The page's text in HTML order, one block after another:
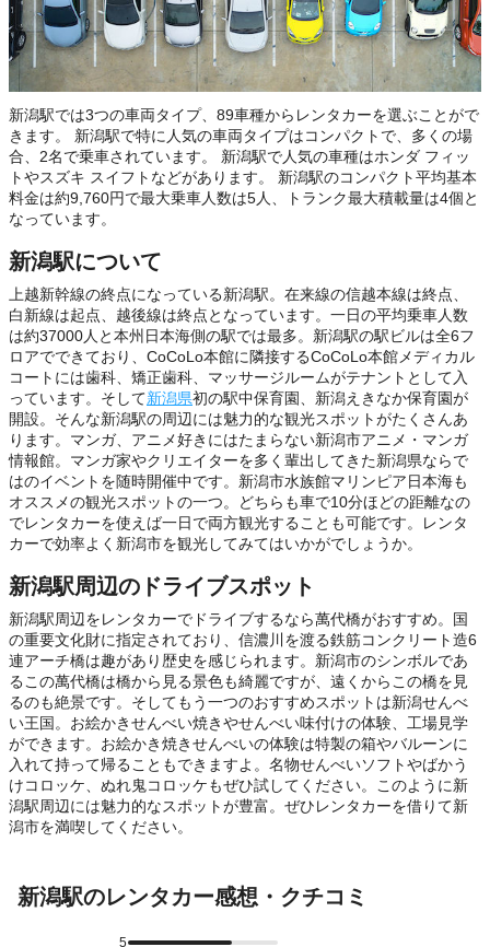
新潟駅では3つの車両タイプ、89車種からレンタカーを選ぶことがで
きます。 新潟駅で特に人気の車両タイプはコンパクトで、多くの場
合、2名で乗車されています。 新潟駅で人気の車種はホンダ フィッ
トやスズキ スイフトなどがあります。 新潟駅のコンパクト平均基本
料金は約9,760円で最大乗車人数は5人、トランク最大積載量は4個と
なっています。
新潟駅について
上越新幹線の終点になっている新潟駅。在来線の信越本線は終点、
白新線は起点、越後線は終点となっています。一日の平均乗車人数
は約37000人と本州日本海側の駅では最多。新潟駅の駅ビルは全6フ
ロアでできており、CoCoLo本館に隣接するCoCoLo本館メディカル
コートには歯科、矯正歯科、マッサージルームがテナントとして入
っています。そして新潟県初の駅中保育園、新潟えきなか保育園が
開設。そんな新潟駅の周辺には魅力的な観光スポットがたくさんあ
ります。マンガ、アニメ好きにはたまらない新潟市アニメ・マンガ
情報館。マンガ家やクリエイターを多く輩出してきた新潟県ならで
はのイベントを随時開催中です。新潟市水族館マリンピア日本海も
オススメの観光スポットの一つ。どちらも車で10分ほどの距離なの
でレンタカーを使えば一日で両方観光することも可能です。レンタ
カーで効率よく新潟市を観光してみてはいかがでしょうか。
新潟駅周辺のドライブスポット
新潟駅周辺をレンタカーでドライブするなら萬代橋がおすすめ。国
の重要文化財に指定されており、信濃川を渡る鉄筋コンクリート造6
連アーチ橋は趣があり歴史を感じられます。新潟市のシンボルであ
るこの萬代橋は橋から見る景色も綺麗ですが、遠くからこの橋を見
るのも絶景です。そしてもう一つのおすすめスポットは新潟せんべ
い王国。お絵かきせんべい焼きやせんべい味付けの体験、工場見学
ができます。お絵かき焼きせんべいの体験は特製の箱やバルーンに
入れて持って帰ることもできますよ。名物せんべいソフトやばかう
けコロッケ、ぬれ鬼コロッケもぜひ試してください。このように新
潟駅周辺には魅力的なスポットが豊富。ぜひレンタカーを借りて新
潟市を満喫してください。
新潟駅のレンタカー感想・クチコミ
5